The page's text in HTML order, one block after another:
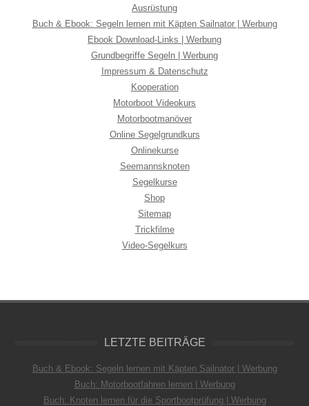
Ausrüstung
Buch & Ebook: Segeln lernen mit Käpten Sailnator | Werbung
Ebook Download-Links | Werbung
Grundbegriffe Segeln | Werbung
Impressum & Datenschutz
Kooperation
Motorboot Videokurs
Motorbootmanöver
Online Segelgrundkurs
Onlinekurse
Seemannsknoten
Segelkurse
Shop
Sitemap
Trickfilme
Video-Segelkurs
LETZTE BEITRÄGE
Buch & Ebook: Segeln lernen mit Käpten Sailnator | Werbung
Buch: Motorbootfahren lernen | Werbung
Buch: Knoten lernen für die Sportbootprüfung | Werbung